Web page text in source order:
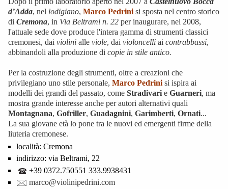
d’Adda, nel lodigiano, Marco Pedrinisi sposta nel centro storico
di Cremona, in Via Beltrami n. 22 per inaugurare, nel 2008,
l'attuale sede dove produce l'intera gamma di strumenti classici
cremonesi, dai violini alle viole, dai violoncelli ai contrabbassi,
abbinandoli alla produzione di copie in stile antico.
Per la costruzione degli strumenti, oltre a creazioni che
privilegiano uno stile personale, Marco Pedrinisi ispira ai
modelli dei grandi del passato, come Stradivarie Guarneri, ma
mostra grande interesse anche per autori alternativi quali
Montagnana, Gofriller, Guadagnini, Garimberti, Ornati...
La sua giovane età lo pone tra le nuovi ed emergenti firme della
liuteria cremonese.
località: Cremona
indirizzo: via Beltrami, 22
+39 0372.750551 333.9938431
marco@violinipedrini.com